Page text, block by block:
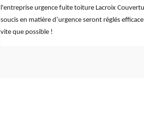
l'entreprise urgence fuite toiture Lacroix
soucis en matière d’urgence seront réglés
vite que possible !